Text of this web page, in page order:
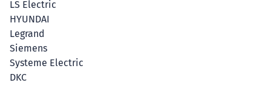
LS Electric
HYUNDAI
Legrand
Siemens
Systeme Electric
DKC